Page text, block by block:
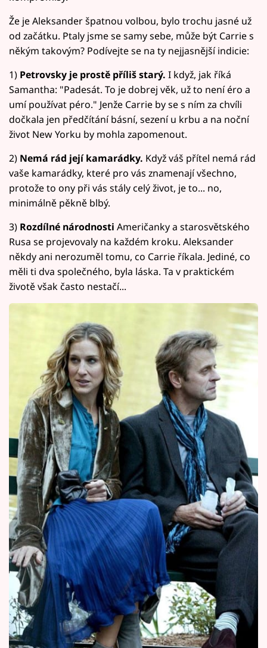
Že je Aleksander špatnou volbou, bylo trochu jasné už
od začátku. Ptaly jsme se samy sebe, může být Carrie s
někým takovým? Podívejte se na ty nejjasnější indicie:
1) Petrovsky je prostě příliš starý. I když, jak říká
Samantha: "Padesát. To je dobrej věk, už to není éro a
umí používat péro." Jenže Carrie by se s ním za chvíli
dočkala jen předčítání básní, sezení u krbu a na noční
život New Yorku by mohla zapomenout.
2) Nemá rád její kamarádky. Když váš přítel nemá rád
vaše kamarádky, které pro vás znamenají všechno,
protože to ony při vás stály celý život, je to... no,
minimálně pěkně blbý.
3) Rozdílné národnosti Američanky a starosvětského
Rusa se projevovaly na každém kroku. Aleksander
někdy ani nerozuměl tomu, co Carrie říkala. Jediné, co
měli ti dva společného, byla láska. Ta v praktickém
životě však často nestačí...